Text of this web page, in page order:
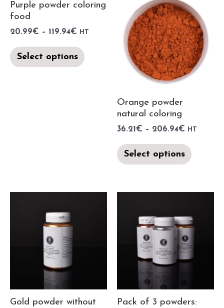
Purple powder coloring
food
20.99€ – 119.94€ HT
Select options
Orange powder
natural coloring
36.21€ – 206.94€ HT
Select options
Gold powder without
Pack of 3 powders: